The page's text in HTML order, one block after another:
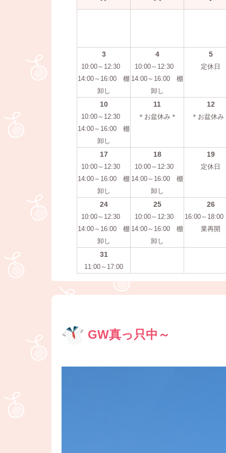
3
10:00～12:30
14:00～16:00 棚
卸し
4
10:00～12:30
14:00～16:00 棚
卸し
5
定休日
10
10:00～12:30
14:00～16:00 棚
卸し
11
＊お盆休み＊
12
＊お盆休み
17
10:00～12:30
14:00～16:00 棚
卸し
18
10:00～12:30
14:00～16:00 棚
卸し
19
定休日
24
10:00～12:30
14:00～16:00 棚
卸し
25
10:00～12:30
14:00～16:00 棚
卸し
26
16:00～
業再開
31
11:00～17:00
GW真っ只中～